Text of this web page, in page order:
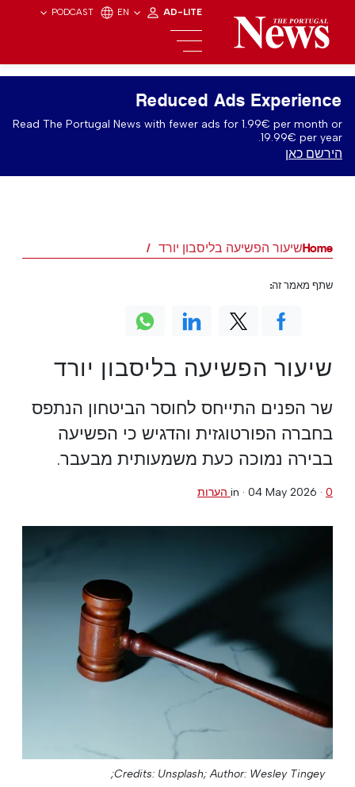
PODCAST EN AD-LITE
Reduced Ads Experience
Read The Portugal News with fewer ads for 1.99€ per month or
19.99€ per year.
הירשם כאן
Homeשיעור הפשיעה בליסבון יורד
שיעור הפשיעה בליסבון יורד
שר הפנים התייחס לחוסר הביטחון הנתפס
בחברה הפורטוגזית והדגיש כי הפשיעה
בבירה נמוכה כעת משמעותית מבעבר.
in · 04 May 2026 · 0 הערות
Credits: Unsplash; Author: Wesley Tingey;
שתף מאמר זה: